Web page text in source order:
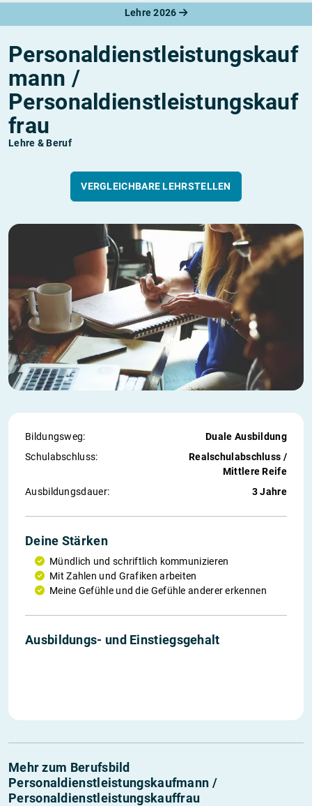
Lehre 2026
Personaldienstleistungskauf
mann /
Personaldienstleistungskauf
frau
Lehre & Beruf
VERGLEICHBARE LEHRSTELLEN
Bildungsweg:
Duale Ausbildung
Schul­abschluss:
Realschulabschluss /
Mittlere Reife
Ausbildungs­dauer:
3 Jahre
Deine Stärken
Mündlich und schriftlich kommunizieren
Mit Zahlen und Grafiken arbeiten
Meine Gefühle und die Gefühle anderer erkennen
Ausbildungs- und Einstiegs­gehalt
1’083 €
1’148 €
1’236 €
Mehr zum Berufsbild
Personaldienstleistungskaufmann /
Personaldienstleistungskauffrau